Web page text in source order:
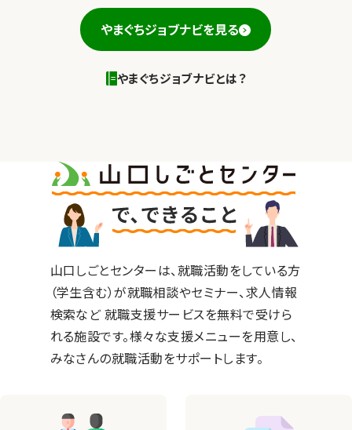
やまぐちジョブナビを見る
やまぐちジョブナビとは？
山口しごとセンターは、就職活動をしている方
（学生含む）が就職相談やセミナー、求人情報
検索など 就職支援サービスを無料で受けら
れる施設です。様々な支援メニューを用意し、
みなさんの就職活動をサポートします。